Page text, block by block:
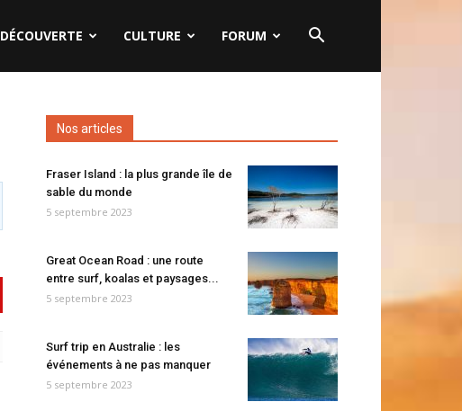
DÉCOUVERTE CULTURE FORUM
Nos articles
Fraser Island : la plus grande île de
sable du monde
5 septembre 2023
Great Ocean Road : une route
entre surf, koalas et paysages...
5 septembre 2023
Surf trip en Australie : les
événements à ne pas manquer
5 septembre 2023